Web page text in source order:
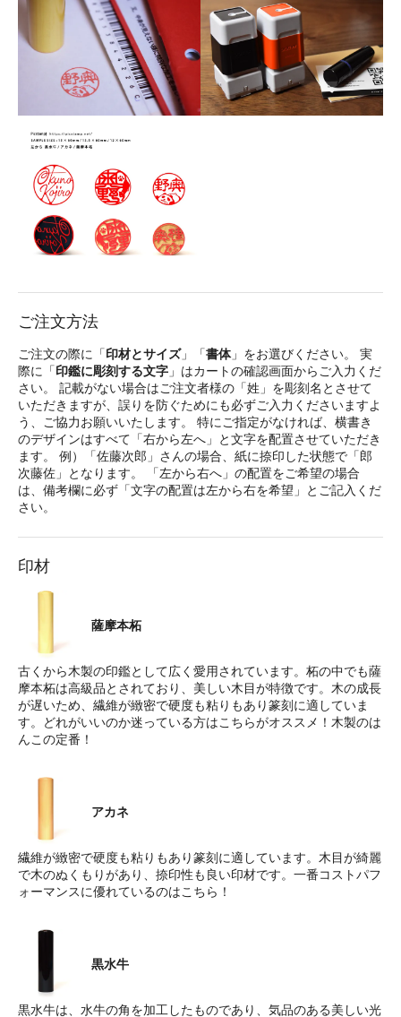
ご注文方法
ご注文の際に「印材とサイズ」「書体」をお選びください。 実
際に「印鑑に彫刻する文字 」はカートの確認画面からご入力くだ
さい。 記載がない場合はご注文者様の「姓」を彫刻名とさせて
いただきますが、誤りを防ぐためにも必ずご入力くださいますよ
う、ご協力お願いいたします。 特にご指定がなければ、横書き
のデザインはすべて「右から左へ」と文字を配置させていただき
ます。 例）「佐藤次郎」さんの場合、紙に捺印した状態で「郎
次藤佐」となります。 「左から右へ」の配置をご希望の場合
は、備考欄に必ず「文字の配置は左から右を希望」とご記入くだ
さい。
印材
薩摩本柘
古くから木製の印鑑として広く愛用されています。柘の中でも薩
摩本柘は高級品とされており、美しい木目が特徴です。木の成長
が遅いため、繊維が緻密で硬度も粘りもあり篆刻に適していま
す。どれがいいのか迷っている方はこちらがオススメ！木製のは
んこの定番！
アカネ
繊維が緻密で硬度も粘りもあり篆刻に適しています。木目が綺麗
で木のぬくもりがあり、捺印性も良い印材です。一番コストパフ
ォーマンスに優れているのはこちら！
黒水牛
黒水牛は、水牛の角を加工したものであり、気品のある美しい光